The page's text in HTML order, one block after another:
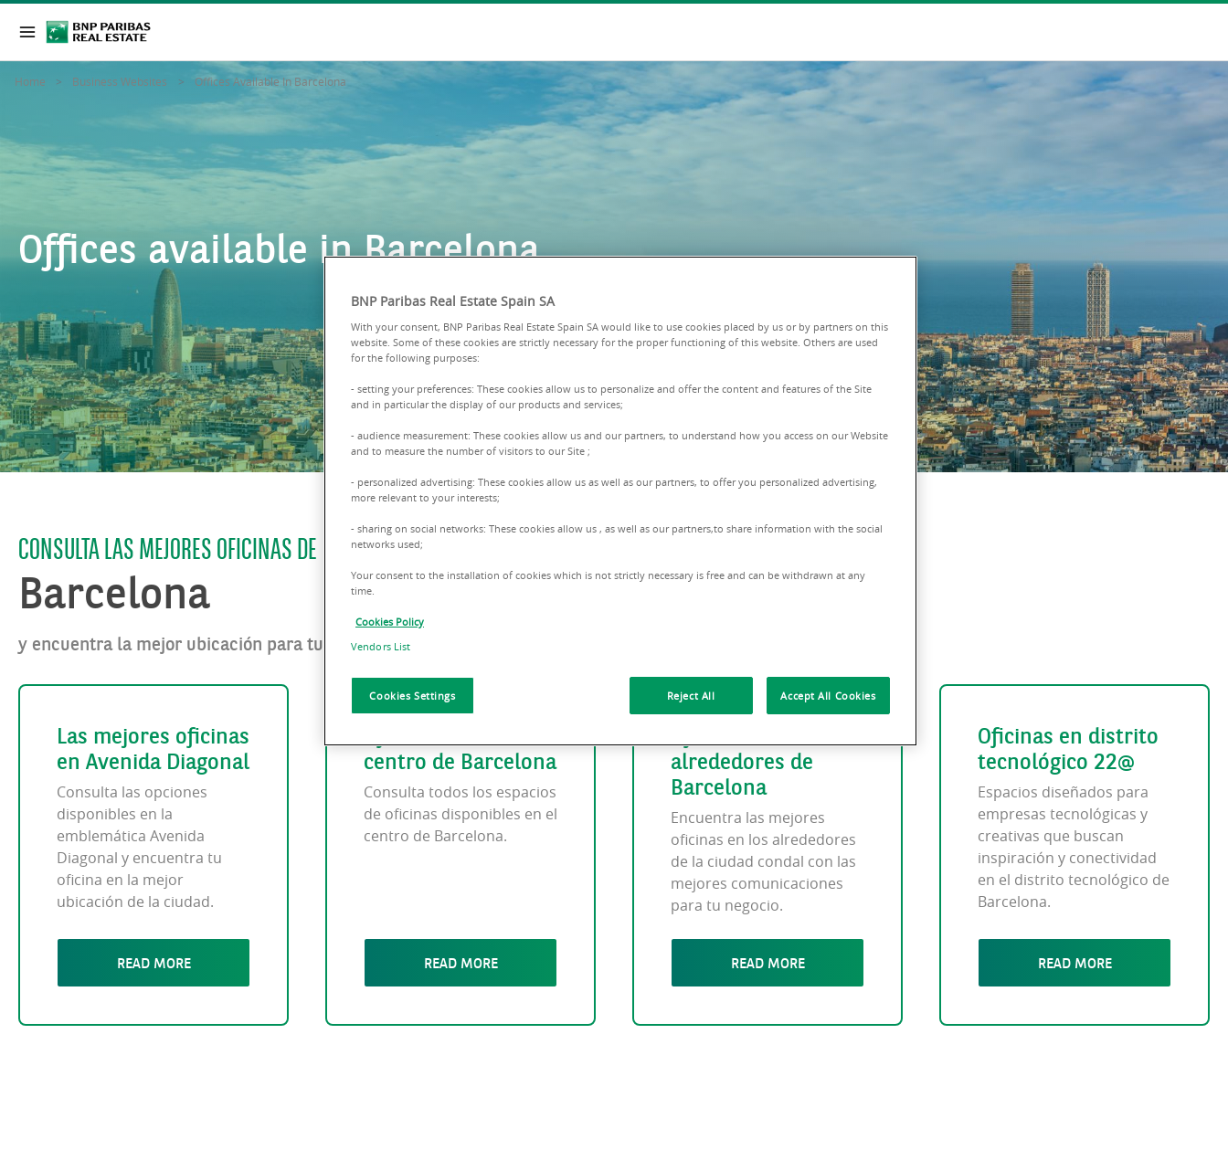
Home Business Websites Offices Available In Barcelona
Offices available in Barcelona
CONSULTA LAS MEJORES OFICINAS DE
Barcelona
y encuentra la mejor ubicación para tu negocio
Las mejores oficinas
en Avenida Diagonal
Consulta las opciones
disponibles en la
emblemática Avenida
Diagonal y encuentra tu
oficina en la mejor
ubicación de la ciudad.
READ MORE
centro de Barcelona
Consulta todos los espacios
de oficinas disponibles en el
centro de Barcelona.
READ MORE
alrededores de
Barcelona
Encuentra las mejores
oficinas en los alrededores
de la ciudad condal con las
mejores comunicaciones
para tu negocio.
READ MORE
Oficinas en distrito
tecnológico 22@
Espacios diseñados para
empresas tecnológicas y
creativas que buscan
inspiración y conectividad
en el distrito tecnológico de
Barcelona.
READ MORE
BNP Paribas Real Estate Spain SA
With your consent, BNP Paribas Real Estate Spain SA would like to use cookies placed by us or by partners on this
website. Some of these cookies are strictly necessary for the proper functioning of this website. Others are used
for the following purposes:
- setting your preferences: These cookies allow us to personalize and offer the content and features of the Site
and in particular the display of our products and services;
- audience measurement: These cookies allow us and our partners, to understand how you access on our Website
and to measure the number of visitors to our Site ;
- personalized advertising: These cookies allow us as well as our partners, to offer you personalized advertising,
more relevant to your interests;
- sharing on social networks: These cookies allow us , as well as our partners,to share information with the social
networks used;
Your consent to the installation of cookies which is not strictly necessary is free and can be withdrawn at any
time.
Cookies Policy
Vendors List
Cookies Settings Reject All Accept All Cookies